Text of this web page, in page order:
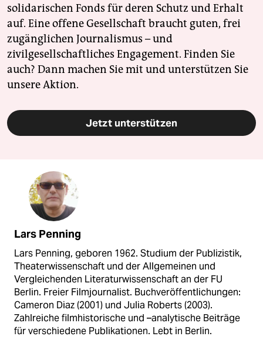
solidarischen Fonds für deren Schutz und Erhalt
auf. Eine offene Gesellschaft braucht guten, frei
zugänglichen Journalismus – und
zivilgesellschaftliches Engagement. Finden Sie
auch? Dann machen Sie mit und unterstützen Sie
unsere Aktion.
Jetzt unterstützen
Lars Penning
Lars Penning, geboren 1962. Studium der Publizistik,
Theaterwissenschaft und der Allgemeinen und
Vergleichenden Literaturwissenschaft an der FU
Berlin. Freier Filmjournalist. Buchveröffentlichungen:
Cameron Diaz (2001) und Julia Roberts (2003).
Zahlreiche filmhistorische und –analytische Beiträge
für verschiedene Publikationen. Lebt in Berlin.